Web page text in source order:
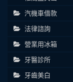
汽機車借款
法律諮詢
營業用冰箱
牙醫診所
牙齒美白